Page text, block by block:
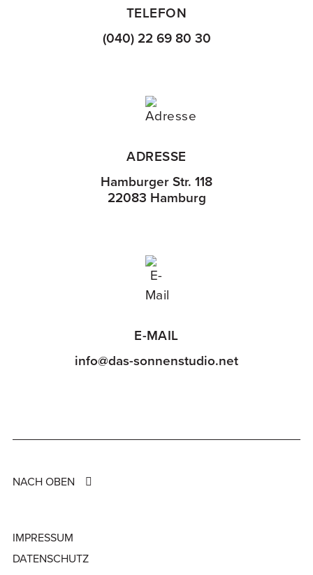
TELEFON
(040) 22 69 80 30
ADRESSE
Hamburger Str. 118
22083 Hamburg
E-MAIL
info@das-sonnenstudio.net
NACH OBEN
IMPRESSUM
DATENSCHUTZ